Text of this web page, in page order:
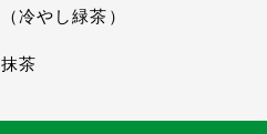
冷やし緑茶）
抹茶